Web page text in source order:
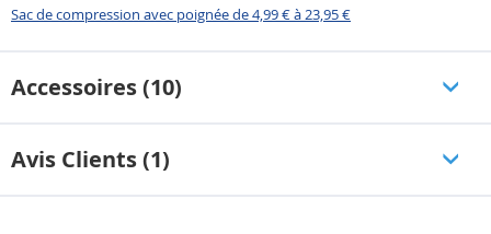
Sac de compression avec poignée de 4,99 € à 23,95 €
Accessoires (10)
Avis Clients (1)